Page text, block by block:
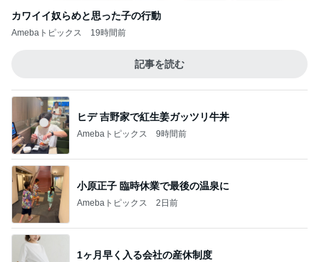
カワイイ奴らめと思った子の行動
Amebaトピックス 19時間前
記事を読む
ヒデ 吉野家で紅生姜ガッツリ牛丼
Amebaトピックス 9時間前
小原正子 臨時休業で最後の温泉に
Amebaトピックス 2日前
1ヶ月早く入る会社の産休制度